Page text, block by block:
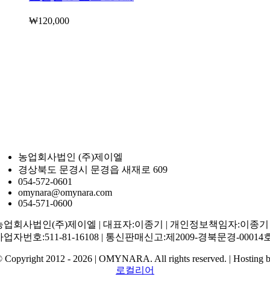
₩120,000
농업회사법인 (주)제이엘
경상북도 문경시 문경읍 새재로 609
054-572-0601
omynara@omynara.com
054-571-0600
업회사법인(주)제이엘 | 대표자:이종기 | 개인정보책임자:이종기
업자번호:511-81-16108 | 통신판매신고:제2009-경북문경-00014
Copyright 2012 - 2026 | OMYNARA. All rights reserved. | Hosting
로컬리어